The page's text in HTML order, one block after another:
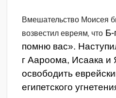
Вмешательство Моисея
возвестил евреям, что Б-
помню вас».
г Аароома, Исаака и
освободить
египетского